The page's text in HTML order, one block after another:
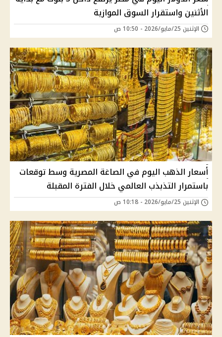
الأثنين واستقرار السوق الموازية
الإثنين 25/مايو/2026 - 10:50 ص
أسعار الذهب اليوم في الصاغة المصرية وسط توقعات
باستمرار التذبذب العالمي خلال الفترة المقبلة
الإثنين 25/مايو/2026 - 10:18 ص